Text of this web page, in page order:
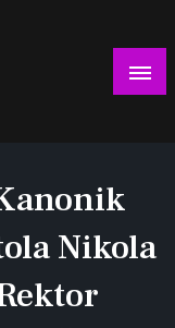
Nikola